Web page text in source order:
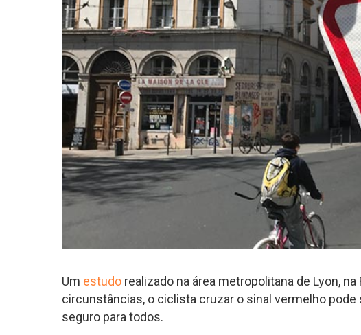
Hit enter to search or ESC to close
Um estudo realizado na área metropolitana de Lyon,
circunstâncias, o ciclista cruzar o sinal vermelho
seguro para todos.